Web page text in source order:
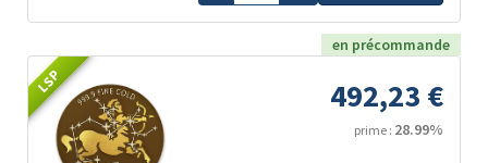
en précommande
LSP 492,23 €
prime : 28.99%